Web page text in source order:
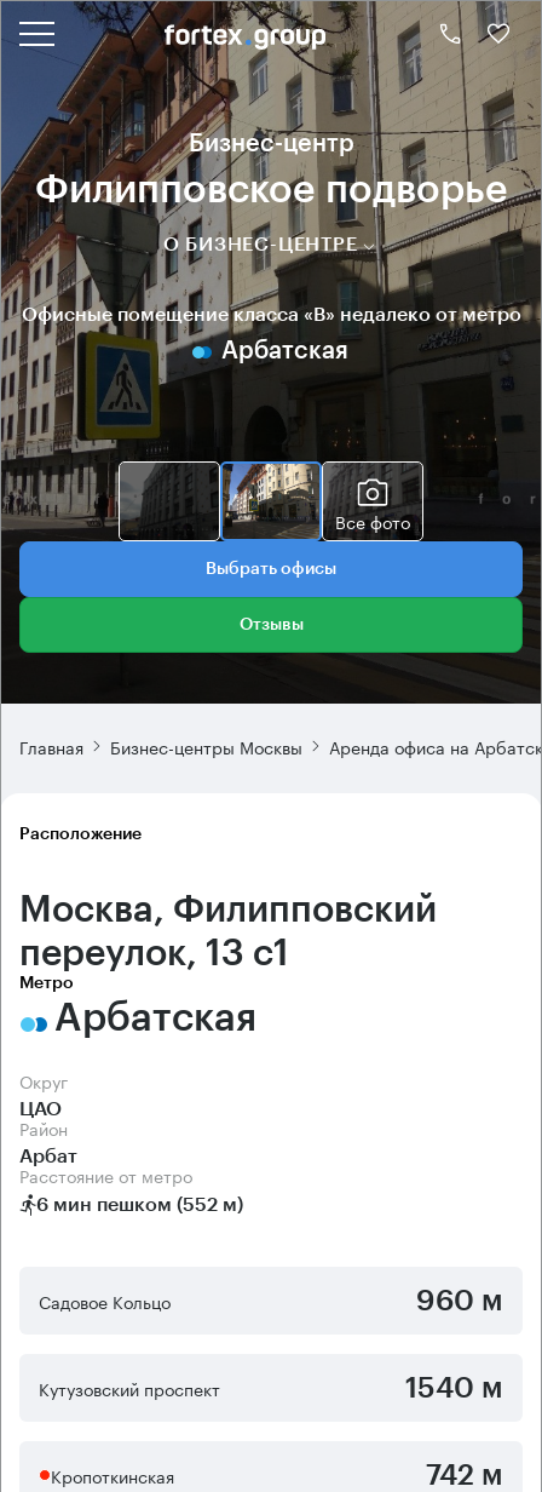
Бизнес-центр
Филипповское подворье
О БИЗНЕС-ЦЕНТРЕ
Офисные помещение класса «B» недалеко от метро
Арбатская
Все фото
Выбрать офисы
Отзывы
Главная Бизнес-центры Москвы Аренда офиса на
Расположение
Москва, Филипповский
переулок, 13 с1
Метро
Арбатская
Округ
ЦАО
Район
Арбат
Расстояние от метро
6 мин пешком (552 м)
Садовое Кольцо 960 м
Кутузовский проспект 1540 м
Кропоткинская 742 м